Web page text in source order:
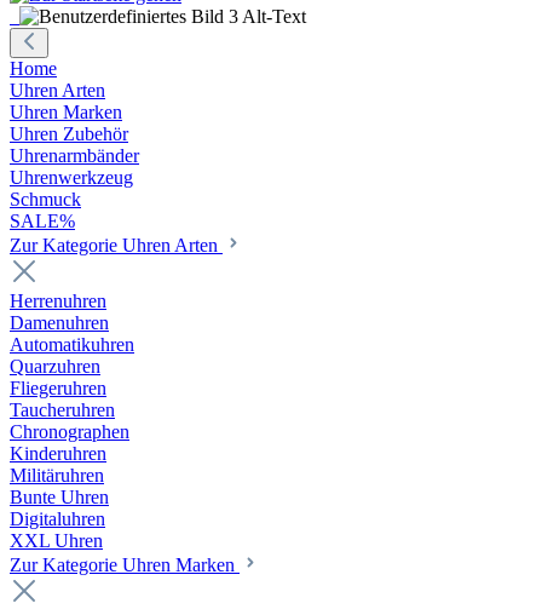
Home
Uhren Arten
Uhren Marken
Uhren Zubehör
Uhrenarmbänder
Uhrenwerkzeug
Schmuck
SALE%
Zur Kategorie Uhren Arten
Herrenuhren
Damenuhren
Automatikuhren
Quarzuhren
Fliegeruhren
Taucheruhren
Chronographen
Kinderuhren
Militäruhren
Bunte Uhren
Digitaluhren
XXL Uhren
Zur Kategorie Uhren Marken